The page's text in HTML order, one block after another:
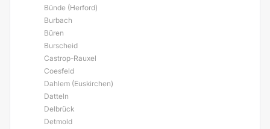
Bünde (Herford)
Burbach
Büren
Burscheid
Castrop-Rauxel
Coesfeld
Dahlem (Euskirchen)
Datteln
Delbrück
Detmold